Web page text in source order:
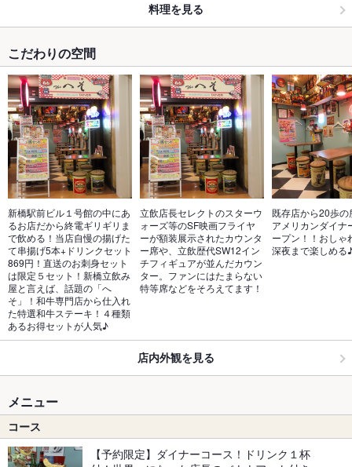
料理を見る
こだわりの空間
新橋駅前ビル１号館の中にあ
るお店だから終電ギリギリま
で飲める！当店自慢の揚げた
て串揚げ5本+ドリンクセット
869円！直送のお刺身セット
は限定５セット！新橋立飲み
屋と言えば、話題の「へ
そ」！和牛専門店から仕入れ
た特選和牛ステーキ！４種類
あるお得セットが人気♪
立飲店長セレクトのスターウ
ォーズ等のSF映画フライヤ
ーが額装展示されたカウンタ
ー席や、立飲歴代SW12イン
チフィギュアが並んだカウン
ター。ファンにはたまらない
特等席などをそろえてます！
既存店から20歩の
アメリカンダイナ
ープン！！おしゃ
深夜まで楽しめる
店内外観を見る
メニュー
コース
【予約限定】ダイナーコース！ドリンク１杯